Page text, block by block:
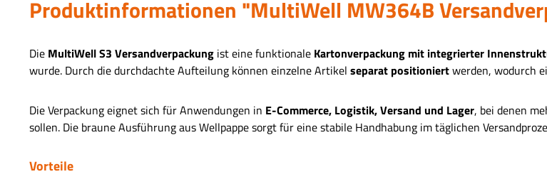
Produktinformationen "MultiWell MW364B
Die MultiWell S3 Versandverpackung ist eine funktionale Kartonverpackung mit integrierter
wurde. Durch die durchdachte Aufteilung können einzelne Artikel separat positioniertwerden, wodurch
Die Verpackung eignet sich für Anwendungen in E-Commerce, Logistik, Versand und Lager, bei denen
sollen. Die braune Ausführung aus Wellpappe sorgt für eine stabile Handhabung im täglichen
Vorteile